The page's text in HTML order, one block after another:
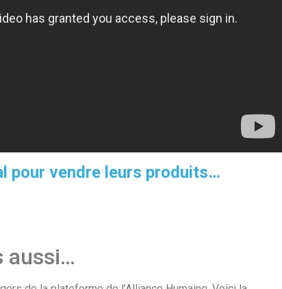
pour vendre leurs produits…
aussi…